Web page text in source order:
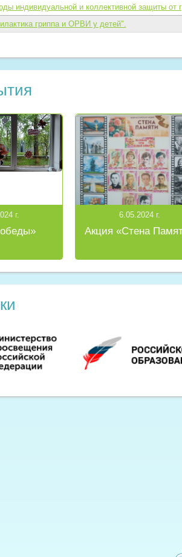
индивидуальной и коллективной защиты от
гриппа и ОРВИ у детей".
г. 6.05.2024 г.
Акция «Стена